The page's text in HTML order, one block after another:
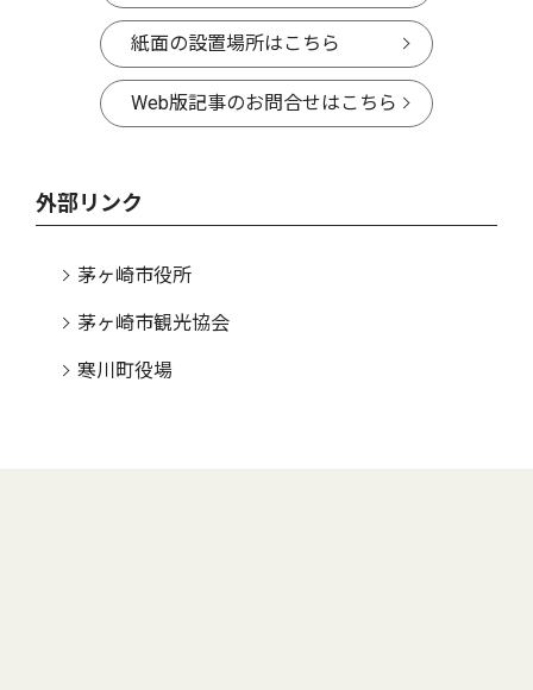
紙面の設置場所はこちら
Web版記事のお問合せはこちら
外部リンク
茅ヶ崎市役所
茅ヶ崎市観光協会
寒川町役場